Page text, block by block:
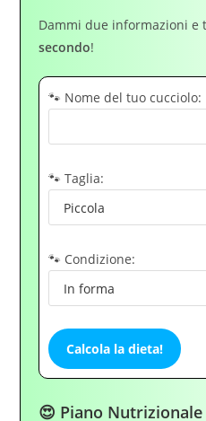
Dammi due informazioni e
secondo!
🐾 Nome del tuo cucciolo:
🐾 Taglia:
🐾 Condizione:
Calcola la dieta!
😍 Piano